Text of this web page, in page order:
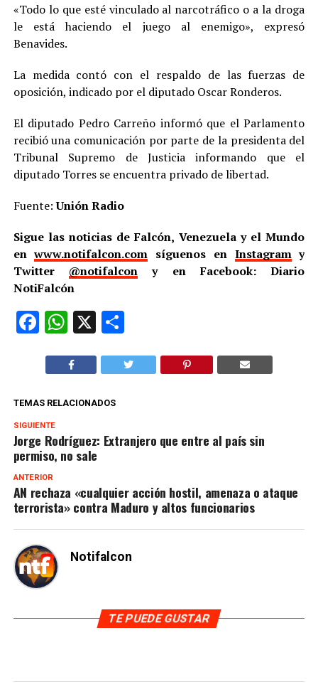
«Todo lo que esté vinculado al narcotráfico o a la droga
le está haciendo el juego al enemigo», expresó
Benavides.
La medida contó con el respaldo de las fuerzas de
oposición, indicado por el diputado Oscar Ronderos.
El diputado Pedro Carreño informó que el Parlamento
recibió una comunicación por parte de la presidenta del
Tribunal Supremo de Justicia informando que el
diputado Torres se encuentra privado de libertad.
Fuente:Unión Radio
Sigue las noticias de Falcón, Venezuela y el Mundo
enwww.notifalcon.com síguenos en Instagramy
Twitter @notifalcon y en Facebook: Diario
NotiFalcón
Facebook
WhatsApp
X
TEMAS RELACIONADOS
SIGUIENTE
Jorge Rodríguez: Extranjero que entre al país sin
permiso, no sale
ANTERIOR
AN rechaza «cualquier acción hostil, amenaza o ataque
terrorista» contra Maduro y altos funcionarios
Notifalcon
TE PUEDE GUSTAR